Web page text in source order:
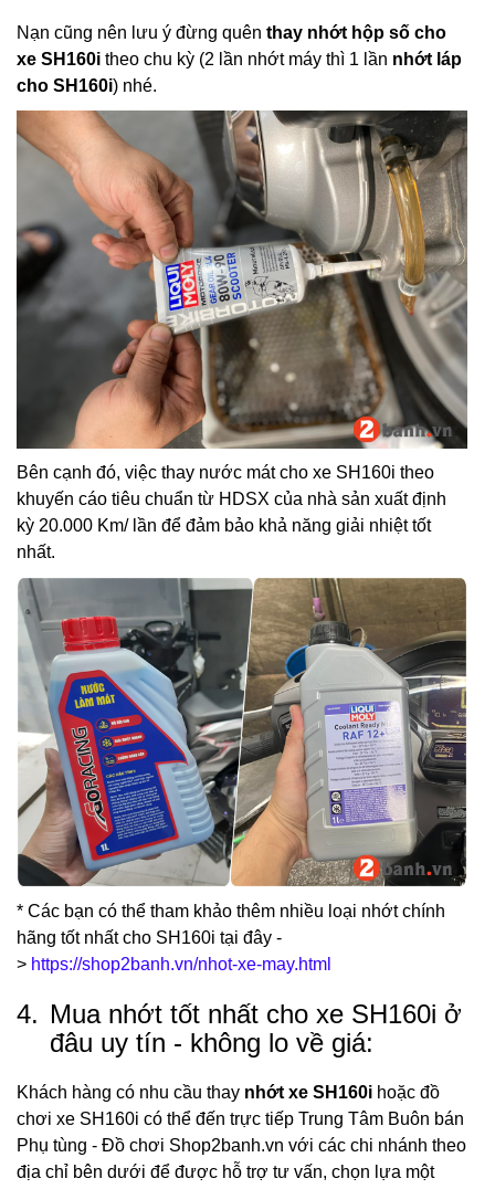
Nạn cũng nên lưu ý đừng quên thay nhớt hộp số cho
xe SH160i theo chu kỳ (2 lần nhớt máy thì 1 lần nhớt láp
cho SH160i) nhé.
Bên cạnh đó, việc thay nước mát cho xe SH160i theo
khuyến cáo tiêu chuẩn từ HDSX của nhà sản xuất định
kỳ 20.000 Km/ lần để đảm bảo khả năng giải nhiệt tốt
nhất.
* Các bạn có thể tham khảo thêm nhiều loại nhớt chính
hãng tốt nhất cho SH160i tại đây -
> https://shop2banh.vn/nhot-xe-may.html
4. Mua nhớt tốt nhất cho xe SH160i ở
đâu uy tín - không lo về giá:
Khách hàng có nhu cầu thay nhớt xe SH160i hoặc đồ
chơi xe SH160i có thể đến trực tiếp Trung Tâm Buôn bán
Phụ tùng - Đồ chơi Shop2banh.vn với các chi nhánh theo
địa chỉ bên dưới để được hỗ trợ tư vấn, chọn lựa một